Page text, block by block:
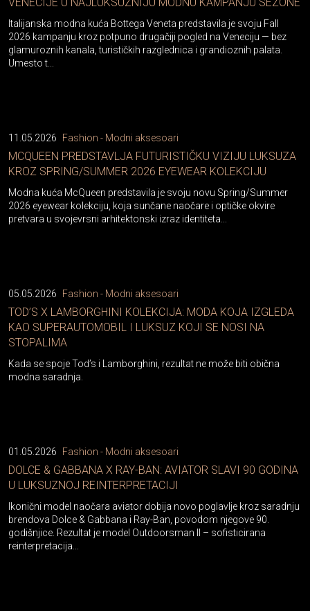
Italijanska modna kuća Bottega Veneta predstavila je svoju Fall
2026 kampanju kroz potpuno drugačiji pogled na Veneciju — bez
glamuroznih kanala, turističkih razglednica i grandioznih palata.
Umesto t...
MCQUEEN PREDSTAVLJA FUTURISTIČKU VIZIJU LUKSUZA
KROZ SPRING/SUMMER 2026 EYEWEAR KOLEKCIJU
Modna kuća McQueen predstavila je svoju novu Spring/Summer
2026 eyewear kolekciju, koja sunčane naočare i optičke okvire
pretvara u svojevrsni arhitektonski izraz identiteta...
TOD’S X LAMBORGHINI KOLEKCIJA: MODA KOJA IZGLEDA
KAO SUPERAUTOMOBIL I LUKSUZ KOJI SE NOSI NA
STOPALIMA
Kada se spoje Tod’s i Lamborghini, rezultat ne može biti obična
modna saradnja.
DOLCE & GABBANA X RAY-BAN: AVIATOR SLAVI 90 GODINA
U LUKSUZNOJ REINTERPRETACIJI
Ikonični model naočara aviator dobija novo poglavlje kroz saradnju
brendova Dolce & Gabbana i Ray-Ban, povodom njegove 90.
godišnjice. Rezultat je model Outdoorsman II – sofisticirana
reinterpretacija...